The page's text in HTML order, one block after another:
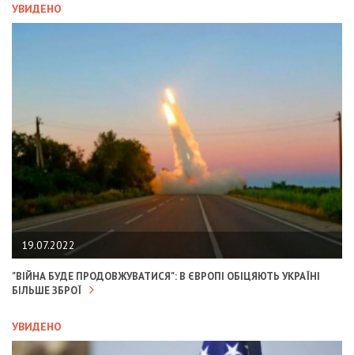
УВИДЕНО
19.07.2022
"ВІЙНА БУДЕ ПРОДОВЖУВАТИСЯ": В ЄВРОПІ ОБІЦЯЮТЬ УКРАЇНІ
БІЛЬШЕ ЗБРОЇ
УВИДЕНО